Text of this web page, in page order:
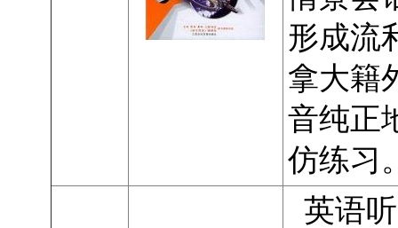
形成流
拿大籍
音纯正
仿练习
英语